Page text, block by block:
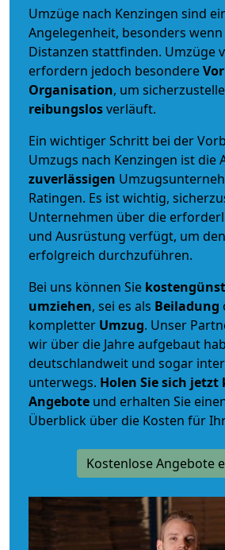
Umzüge nach Kenzingen sind
Angelegenheit, besonders
Distanzen stattfinden. Umzüge
erfordern jedoch besondere
Organisation, um
reibungslosverläuft.
Ein wichtiger Schritt bei der
Umzugs nach Kenzingen ist die
zuverlässigen
Ratingen. Es ist wichtig,
Unternehmen über die
und Ausrüstung verfügt, um
erfolgreich durchzuführen.
Bei uns können Sie
umziehen, sei es als Beiladung
kompletter Umzug. Unser
wir über die Jahre aufgebaut
deutschlandweit und sogar
unterwegs. Holen Sie sich jetzt
Angebote und erhalten Sie
Überblick über die Kosten für
Kostenlose Angebote